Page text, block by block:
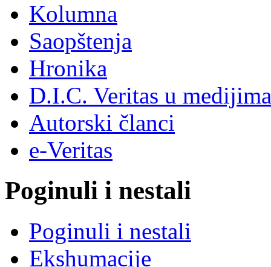
Kolumna
Saopštenja
Hronika
D.I.C. Veritas u medijima
Autorski članci
e-Veritas
Poginuli i nestali
Poginuli i nestali
Ekshumacije